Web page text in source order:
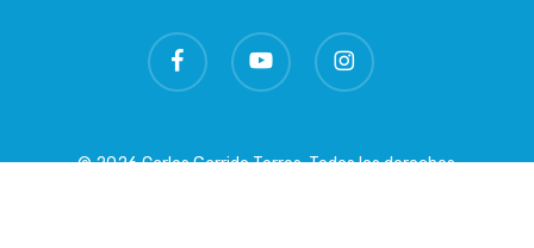
facebook youtube instagram
© 2026 Carlos Garrido Torres. Todos los derechos